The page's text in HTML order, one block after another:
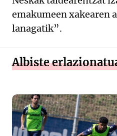
emakumeen xakearen
lanagatik”.
Albiste